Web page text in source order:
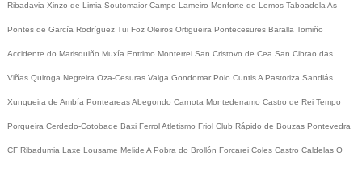
Ribadavia Xinzo de Limia Soutomaior Campo Lameiro Monforte de Lemos Taboadela As
Pontes de García Rodríguez Tui Foz Oleiros Ortigueira Pontecesures Baralla Tomiño
Accidente do Marisquiño Muxía Entrimo Monterrei San Cristovo de Cea San Cibrao das
Viñas Quiroga Negreira Oza-Cesuras Valga Gondomar Poio CuntisA Pastoriza Sandiás
Xunqueira de Ambía PonteareasAbegondo Carnota Montederramo Castro de Rei Tempo
Porqueira Cerdedo-Cotobade Baxi FerrolAtletismo Friol Club Rápido de Bouzas Pontevedra
CF Ribadumia Laxe Lousame Melide A Pobra do Brollón Forcarei Coles Castro Caldelas O